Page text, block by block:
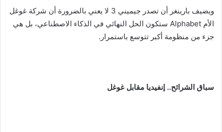
ويضيف بارينغر أن تصدر جيميني 3 لا يعني بالضرورة أن شركة غوغل
الأم Alphabet ستكون الحل النهائي في الذكاء الاصطناعي، بل هي
جزء من منظومة أكبر تتوسع باستمرار.
سباق الشرائح.. إنفيديا مقابل غوغل